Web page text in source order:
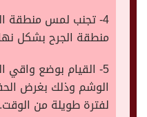
4- تجنب لمس منطقة
منطقة الجرح بشكل
5- القيام بوضع
الوشم وذلك بغرض
لفترة طويلة من الوقت.